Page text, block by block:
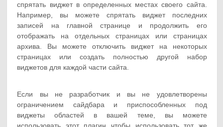
спрятать виджет в определенных местах своего сайта.
Например, вы можете спрятать виджет последних
записей на главной странице и продолжить его
отображать на отдельных страницах или страницах
архива. Вы можете отключить виджет на некоторых
страницах или создать полностью другой набор
виджетов для каждой части сайта.
Если вы не разработчик и вы не удовлетворены
ограничением сайдбара и приспособленных под
виджеты областей в вашей теме, вы можете